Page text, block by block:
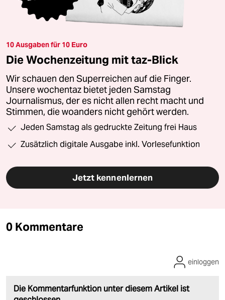
10 Ausgaben für 10 Euro
Die Wochenzeitung mit taz-Blick
Wir schauen den Superreichen auf die Finger.
Unsere wochentaz bietet jeden Samstag
Journalismus, der es nicht allen recht macht und
Stimmen, die woanders nicht gehört werden.
Jeden Samstag als gedruckte Zeitung frei Haus
Zusätzlich digitale Ausgabe inkl. Vorlesefunktion
Jetzt kennenlernen
0 Kommentare
Die Kommentarfunktion unter diesem Artikel ist
einloggen